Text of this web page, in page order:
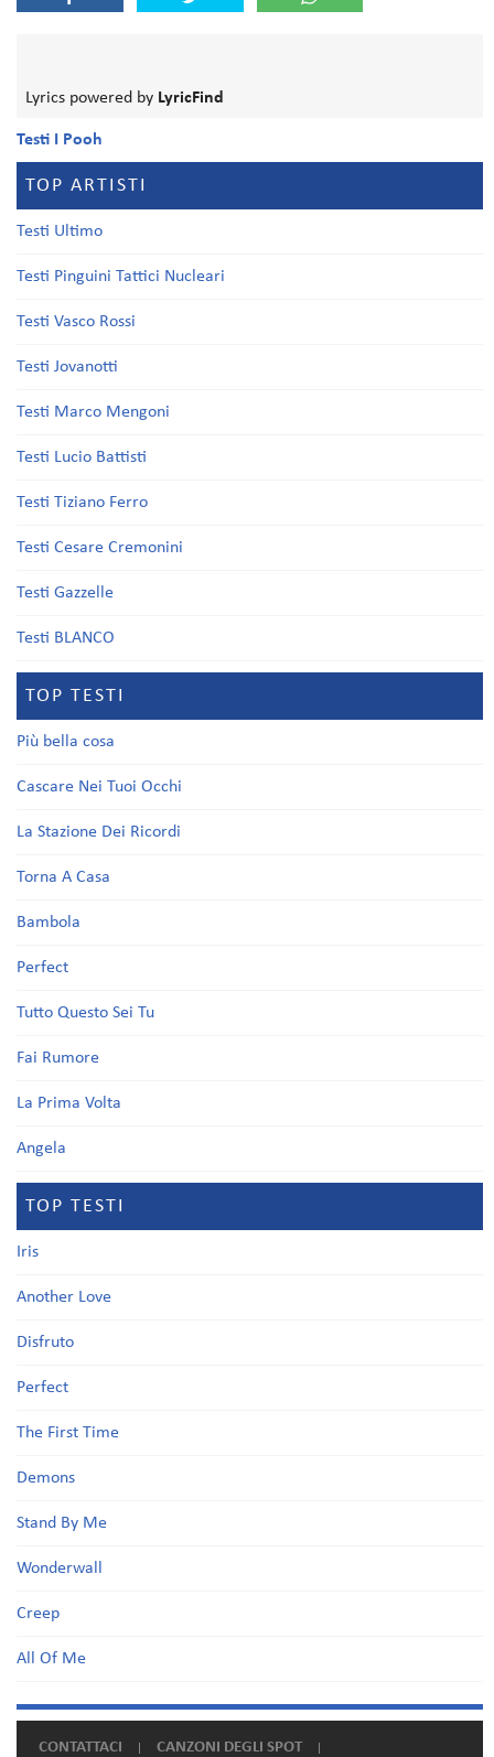
Lyrics powered by LyricFind
Testi I Pooh
TOP ARTISTI
Testi Ultimo
Testi Pinguini Tattici Nucleari
Testi Vasco Rossi
Testi Jovanotti
Testi Marco Mengoni
Testi Lucio Battisti
Testi Tiziano Ferro
Testi Cesare Cremonini
Testi Gazzelle
Testi BLANCO
TOP TESTI
Più bella cosa
Cascare Nei Tuoi Occhi
La Stazione Dei Ricordi
Torna A Casa
Bambola
Perfect
Tutto Questo Sei Tu
Fai Rumore
La Prima Volta
Angela
TOP TESTI
Iris
Another Love
Disfruto
Perfect
The First Time
Demons
Stand By Me
Wonderwall
Creep
All Of Me
CONTATTACI CANZONI DEGLI SPOT